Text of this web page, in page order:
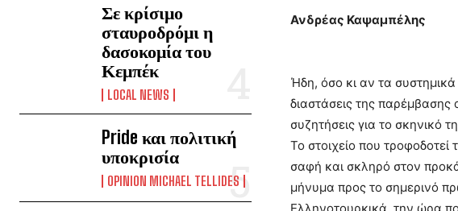
Σε κρίσιμο
σταυροδρόμι η
δασοκομία του
Κεμπέκ
LOCAL NEWS
Pride και πολιτική
υποκρισία
OPINION MICHAEL TELLIDES
Ανδρέας Καψαμπέλης
Ήδη, όσο κι αν τα
διαστάσεις της παρέμβασης
συζητήσεις για το σκηνικό
Το στοιχείο που
σαφή και σκληρό στον
μήνυμα προς το σημερινό